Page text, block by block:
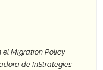
el Migration Policy
de InStrategies